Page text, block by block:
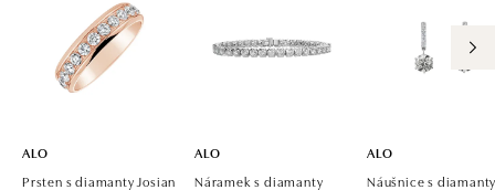
ALO diamonds OC Eurovea, Bratislava
Pribinova 8, 811 09 Bratislava
tel.: +421 917 090 700, +421 918 777 670
ALO
Prsten s diamanty Josian
ALO
Náramek s diamanty
ALO
Náušnice s